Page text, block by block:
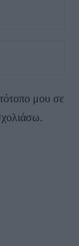
μου σε